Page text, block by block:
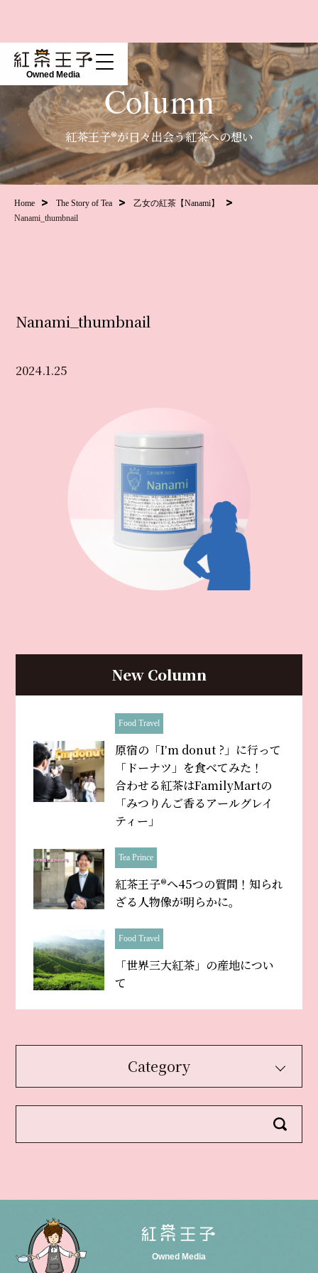
Owned Media
Column
紅茶王子®が日々出会う紅茶への想い
Home The Story of Tea
乙女の紅茶【Nanami】
Nanami_thumbnail
Nanami_thumbnail
2024.1.25
New Column
Food Travel
原宿の「Iʼm donut ?」に行って
「ドーナツ」を食べてみた！
合わせる紅茶はFamilyMartの
「みつりんご香るアールグレイ
ティー」
Tea Prince
紅茶王子®へ45つの質問！知られ
ざる人物像が明らかに。
Food Travel
「世界三大紅茶」の産地につい
て
Category
Owned Media